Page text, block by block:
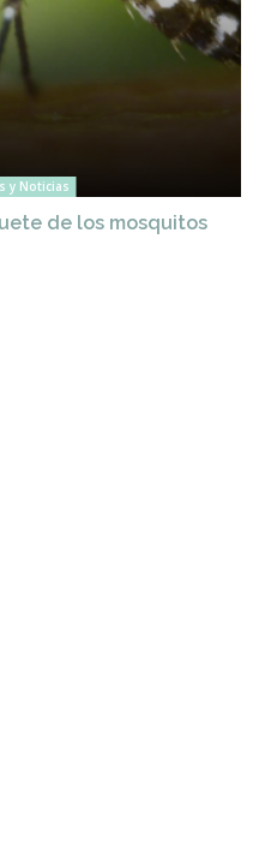
y Noticias
de los mosquitos